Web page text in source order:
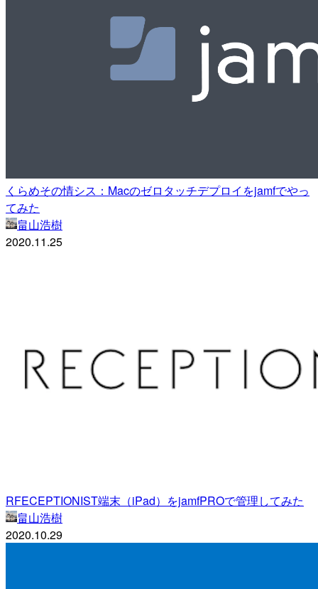
くらめその情シス：Macのゼロタッチデプロイをjamfでやっ
てみた
畠山浩樹
2020.11.25
RFECEPTIONIST端末（iPad）をjamfPROで管理してみた
畠山浩樹
2020.10.29